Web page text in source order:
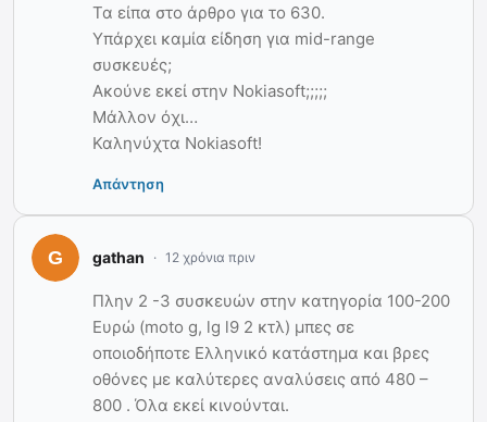
Τα είπα στο άρθρο για το 630.
Υπάρχει καμία είδηση για mid-range
συσκευές;
Ακούνε εκεί στην Nokiasoft;;;;;
Μάλλον όχι…
Καληνύχτα Nokiasoft!
Απάντηση
gathan 12 χρόνια πριν
Πλην 2 -3 συσκευών στην κατηγορία 100-200
Ευρώ (moto g, lg l9 2 κτλ) μπες σε
οποιοδήποτε Ελληνικό κατάστημα και βρες
οθόνες με καλύτερες αναλύσεις από 480 –
800 . Όλα εκεί κινούνται.